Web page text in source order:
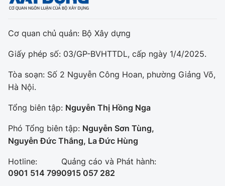
Cơ quan chủ quản: Bộ Xây dựng
Giấy phép số: 03/GP-BVHTTDL, cấp ngày 1/4/2025.
Tòa soạn: Số 2 Nguyễn Công Hoan, phường Giảng Võ,
Hà Nội.
Tổng biên tập: Nguyễn Thị Hồng Nga
Phó Tổng biên tập: Nguyễn Sơn Tùng,
Nguyễn Đức Thắng, La Đức Hùng
Hotline:
0901 514 799
Quảng cáo và Phát hành:
0915 057 282